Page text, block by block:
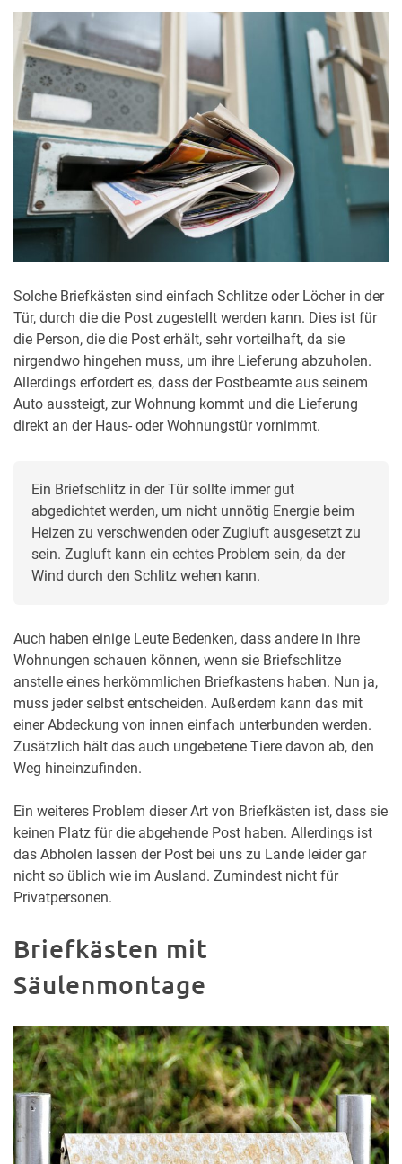
Solche Briefkästen sind einfach Schlitze oder Löcher in der
Tür, durch die die Post zugestellt werden kann. Dies ist für
die Person, die die Post erhält, sehr vorteilhaft, da sie
nirgendwo hingehen muss, um ihre Lieferung abzuholen.
Allerdings erfordert es, dass der Postbeamte aus seinem
Auto aussteigt, zur Wohnung kommt und die Lieferung
direkt an der Haus- oder Wohnungstür vornimmt.
Ein Briefschlitz in der Tür sollte immer gut
abgedichtet werden, um nicht unnötig Energie beim
Heizen zu verschwenden oder Zugluft ausgesetzt zu
sein. Zugluft kann ein echtes Problem sein, da der
Wind durch den Schlitz wehen kann.
Auch haben einige Leute Bedenken, dass andere in ihre
Wohnungen schauen können, wenn sie Briefschlitze
anstelle eines herkömmlichen Briefkastens haben. Nun ja,
muss jeder selbst entscheiden. Außerdem kann das mit
einer Abdeckung von innen einfach unterbunden werden.
Zusätzlich hält das auch ungebetene Tiere davon ab, den
Weg hineinzufinden.
Ein weiteres Problem dieser Art von Briefkästen ist, dass sie
keinen Platz für die abgehende Post haben. Allerdings ist
das Abholen lassen der Post bei uns zu Lande leider gar
nicht so üblich wie im Ausland. Zumindest nicht für
Privatpersonen.
Briefkästen mit
Säulenmontage